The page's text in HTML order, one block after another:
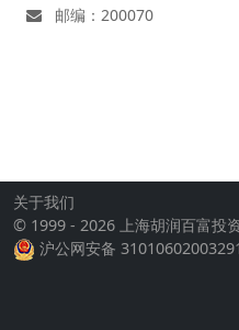
邮编：200070
关于我们
© 1999 - 2026 上海胡润百富投
沪公网安备